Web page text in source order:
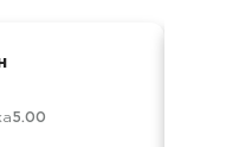
5.00